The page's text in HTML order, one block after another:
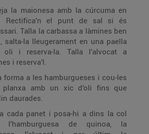
la maionesa amb la cúrcuma en
Rectifica’n el punt de sal si és
Talla la carbassa a làmines ben
salta-la lleugerament en una paella
oli i reserva-la. Talla l’alvocat a
i reserva’l.
forma a les hamburgueses i cou-les
amb un xic d’oli fins que
daurades.
cada panet i posa-hi a dins la col
l’hamburguesa de quinoa, la